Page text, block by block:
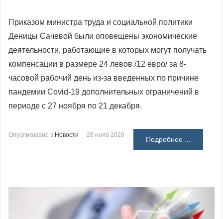
Приказом министра труда и социальной политики
Деницы Сачевой были оповещены экономические
деятельности, работающие в которых могут получать
компенсации в размере 24 левов /12 евро/ за 8-
часовой рабочий день из-за введенных по причине
пандемии Covid-19 дополнительных ограничений в
периоде с 27 ноября по 21 декабря.
Опубликовано в Новости 28 нояб 2020
Подробнее ...